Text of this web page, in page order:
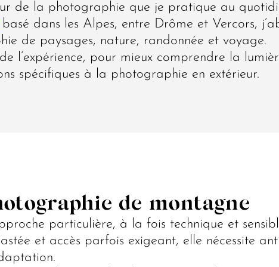
de la photographie que je pratique au
basé dans les Alpes, entre Drôme et Vercors,
de paysages, nature, randonnée et voyage.
l’expérience, pour mieux comprendre la
spécifiques à la photographie en extérieur.
de montagne
particulière, à la fois technique et
et accès parfois exigeant, elle nécessite